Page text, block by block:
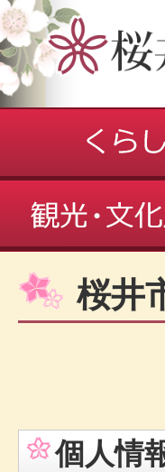
桜井
個人情